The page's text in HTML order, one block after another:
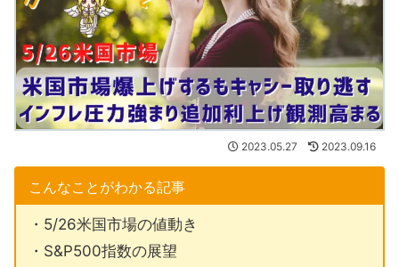
2023.05.27 2023.09.16
こんなことがわかる記事
・5/26米国市場の値動き
・S&P500指数の展望